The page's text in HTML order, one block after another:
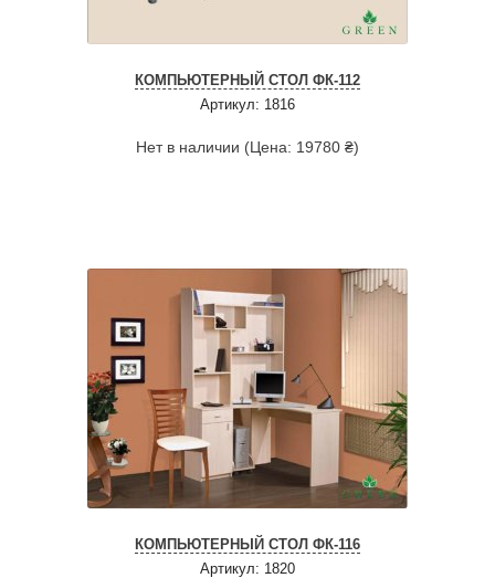
КОМПЬЮТЕРНЫЙ СТОЛ ФК-112
Артикул: 1816
Нет в наличии (Цена: 19780 ₴)
КОМПЬЮТЕРНЫЙ СТОЛ ФК-116
Артикул: 1820